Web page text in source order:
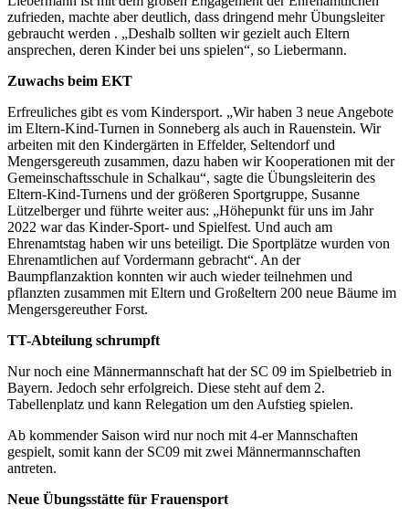
zufrieden, machte aber deutlich, dass dringend mehr Übungsleiter
gebraucht werden . „Deshalb sollten wir gezielt auch Eltern
ansprechen, deren Kinder bei uns spielen“, so Liebermann.
Zuwachs beim EKT
Erfreuliches gibt es vom Kindersport. „Wir haben 3 neue Angebote
im Eltern-Kind-Turnen in Sonneberg als auch in Rauenstein. Wir
arbeiten mit den Kindergärten in Effelder, Seltendorf und
Mengersgereuth zusammen, dazu haben wir Kooperationen mit der
Gemeinschaftsschule in Schalkau“, sagte die Übungsleiterin des
Eltern-Kind-Turnens und der größeren Sportgruppe, Susanne
Lützelberger und führte weiter aus: „Höhepunkt für uns im Jahr
2022 war das Kinder-Sport- und Spielfest. Und auch am
Ehrenamtstag haben wir uns beteiligt. Die Sportplätze wurden von
Ehrenamtlichen auf Vordermann gebracht“. An der
Baumpflanzaktion konnten wir auch wieder teilnehmen und
pflanzten zusammen mit Eltern und Großeltern 200 neue Bäume im
Mengersgereuther Forst.
TT-Abteilung schrumpft
Nur noch eine Männermannschaft hat der SC 09 im Spielbetrieb in
Bayern. Jedoch sehr erfolgreich. Diese steht auf dem 2.
Tabellenplatz und kann Relegation um den Aufstieg spielen.
Ab kommender Saison wird nur noch mit 4-er Mannschaften
gespielt, somit kann der SC09 mit zwei Männermannschaften
antreten.
Neue Übungsstätte für Frauensport